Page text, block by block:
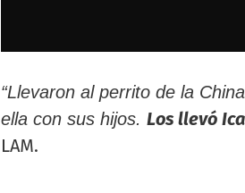
“Llevaron al perrito de la
ella con sus hijos. Los llevó
LAM.